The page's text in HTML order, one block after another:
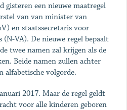
gisteren een nieuwe maatregel
van van minister van
en staatssecretaris voor
(N-VA). De nieuwe regel bepaalt
twee namen zal krijgen als de
Beide namen zullen achter
alfabetische volgorde.
2017. Maar de regel geldt
voor alle kinderen geboren